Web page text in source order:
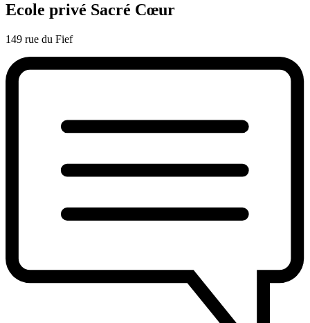
Ecole privé Sacré Cœur
149 rue du Fief